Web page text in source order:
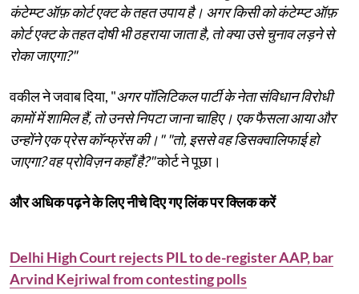
कंटेम्प्ट ऑफ़ कोर्ट एक्ट के तहत उपाय है। अगर किसी को कंटेम्प्ट ऑफ़
कोर्ट एक्ट के तहत दोषी भी ठहराया जाता है, तो क्या उसे चुनाव लड़ने से
रोका जाएगा?"
वकील ने जवाब दिया, "अगर पॉलिटिकल पार्टी के नेता संविधान विरोधी
कामों में शामिल हैं, तो उनसे निपटा जाना चाहिए। एक फैसला आया और
उन्होंने एक प्रेस कॉन्फ्रेंस की।" "तो, इससे वह डिसक्वालिफाई हो
जाएगा? वह प्रोविज़न कहाँ है?"कोर्ट ने पूछा।
और अधिक पढ़ने के लिए नीचे दिए गए लिंक पर क्लिक करें
Delhi High Court rejects PIL to de-register AAP, bar
Arvind Kejriwal from contesting polls